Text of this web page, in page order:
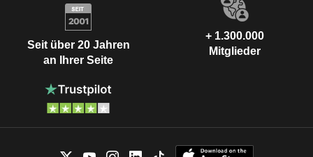
Seit über 20 Jahren
an Ihrer Seite
+ 1.300.000
Mitglieder